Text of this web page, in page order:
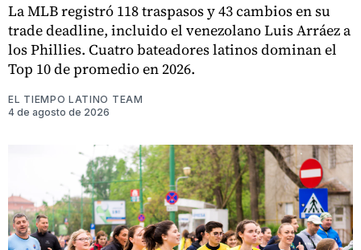
La MLB registró 118 traspasos y 43 cambios en su
trade deadline, incluido el venezolano Luis Arráez a
los Phillies. Cuatro bateadores latinos dominan el
Top 10 de promedio en 2026.
EL TIEMPO LATINO TEAM
4 de agosto de 2026